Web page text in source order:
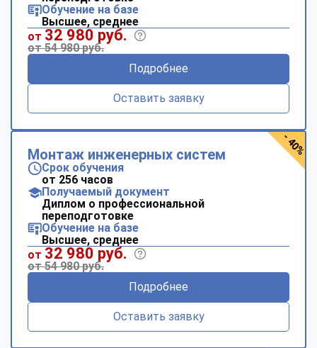
Обучение на базе
Высшее, среднее
от 32 980 руб.
от 54 980 руб.
Подробнее
Оставить заявку
Монтаж инженерных систем
Срок обучения
от 256 часов
Получаемый документ
Диплом о профессиональной
переподготовке
Обучение на базе
Высшее, среднее
от 32 980 руб.
от 54 980 руб.
Подробнее
Оставить заявку
- 40%